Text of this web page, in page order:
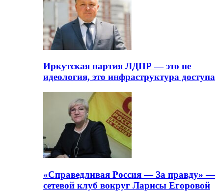
Иркутская партия ЛДПР — это не
идеология, это инфраструктура доступа
«Справедливая Россия — За правду» —
сетевой клуб вокруг Ларисы Егоровой